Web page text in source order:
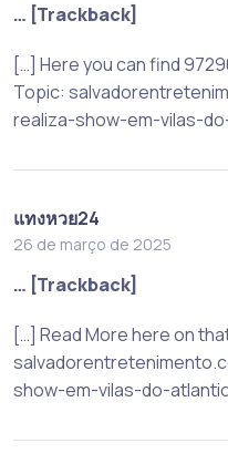
… [Trackback]
[…] Here you can find
Topic:
realiza-show-em-vilas-
แทงหวย24
26 de março de 2025
… [Trackback]
[…] Read More here on
show-em-vilas-do-